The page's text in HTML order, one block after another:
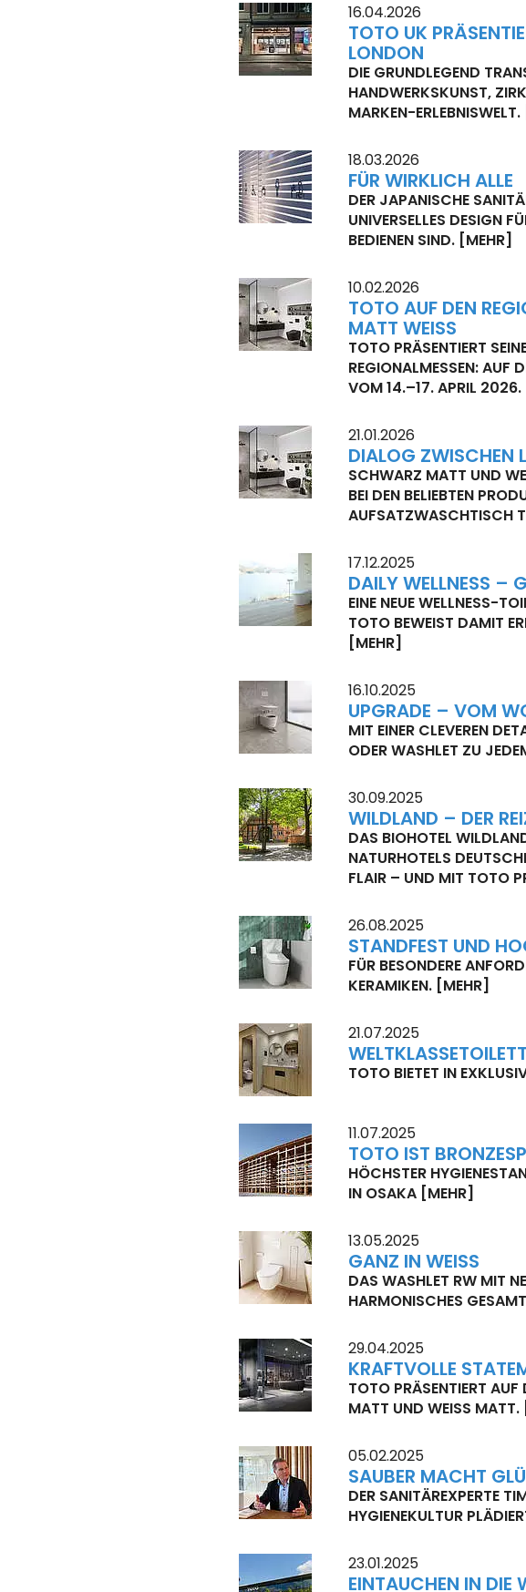
16.04.2026
TOTO UK
LONDON
DIE GRUNDLEGEND
HANDWERKSKUNST,
MARKEN-ERLEBNISWELT.
18.03.2026
FÜR WIRKLICH ALLE
DER JAPANISCHE
UNIVERSELLES DESIGN
BEDIENEN SIND. [MEHR]
10.02.2026
TOTO AUF DEN
MATT WEISS
TOTO PRÄSENTIERT
REGIONALMESSEN: AUF
VOM 14.–17. APRIL 2026.
21.01.2026
DIALOG ZWISCHEN
SCHWARZ MATT UND
EI DEN BELIEBTEN
UFSATZWASCHTISCH
17.12.2025
DAILY WELLNESS –
EINE NEUE WELLNESS-
TOTO BEWEIST DAMIT
[MEHR]
16.10.2025
UPGRADE – VOM
MIT EINER CLEVEREN
ODER WASHLET ZU
30.09.2025
WILDLAND – DER
DAS BIOHOTEL
NATURHOTELS
FLAIR – UND MIT TOTO
26.08.2025
STANDFEST UND
FÜR BESONDERE
KERAMIKEN. [MEHR]
21.07.2025
TOTO BIETET IN
11.07.2025
TOTO IST
HÖCHSTER
IN OSAKA [MEHR]
13.05.2025
GANZ IN WEISS
DAS WASHLET RW MIT
ARMONISCHES
29.04.2025
KRAFTVOLLE
TOTO PRÄSENTIERT
MATT UND WEISS MATT.
05.02.2025
SAUBER MACHT
DER SANITÄREXPERTE
HYGIENEKULTUR
23.01.2025
EINTAUCHEN IN DIE